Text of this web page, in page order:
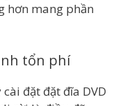
hơn mang phần
tổn phí
đặt đặt đĩa DVD